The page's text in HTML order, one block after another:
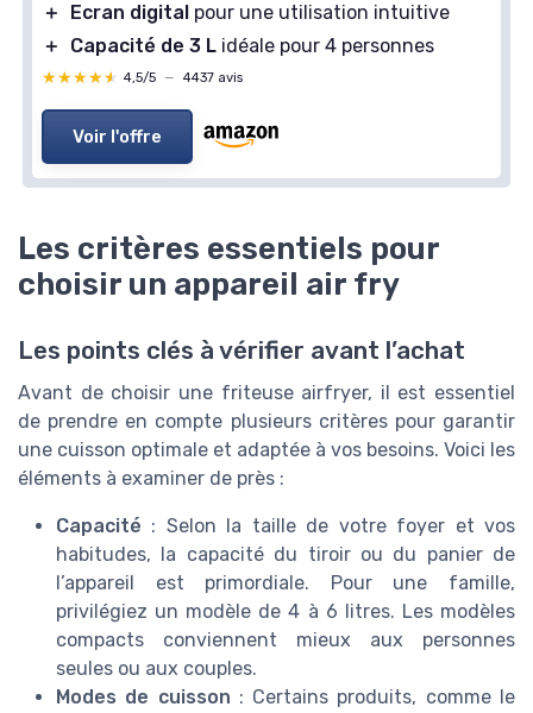
＋
Ecran digital pour une utilisation intuitive
＋
Capacité de 3 L idéale pour 4 personnes
★★★★★
★★★★★ 4,5/5 — 4437 avis
Voir l'offre
Les critères essentiels pour
choisir un appareil air fry
Les points clés à vérifier avant l’achat
Avant de choisir une friteuse airfryer, il est essentiel
de prendre en compte plusieurs critères pour garantir
une cuisson optimale et adaptée à vos besoins. Voici les
éléments à examiner de près :
Capacité : Selon la taille de votre foyer et vos
habitudes, la capacité du tiroir ou du panier de
l’appareil est primordiale. Pour une famille,
privilégiez un modèle de 4 à 6 litres. Les modèles
compacts conviennent mieux aux personnes
seules ou aux couples.
Modes de cuisson : Certains produits, comme le